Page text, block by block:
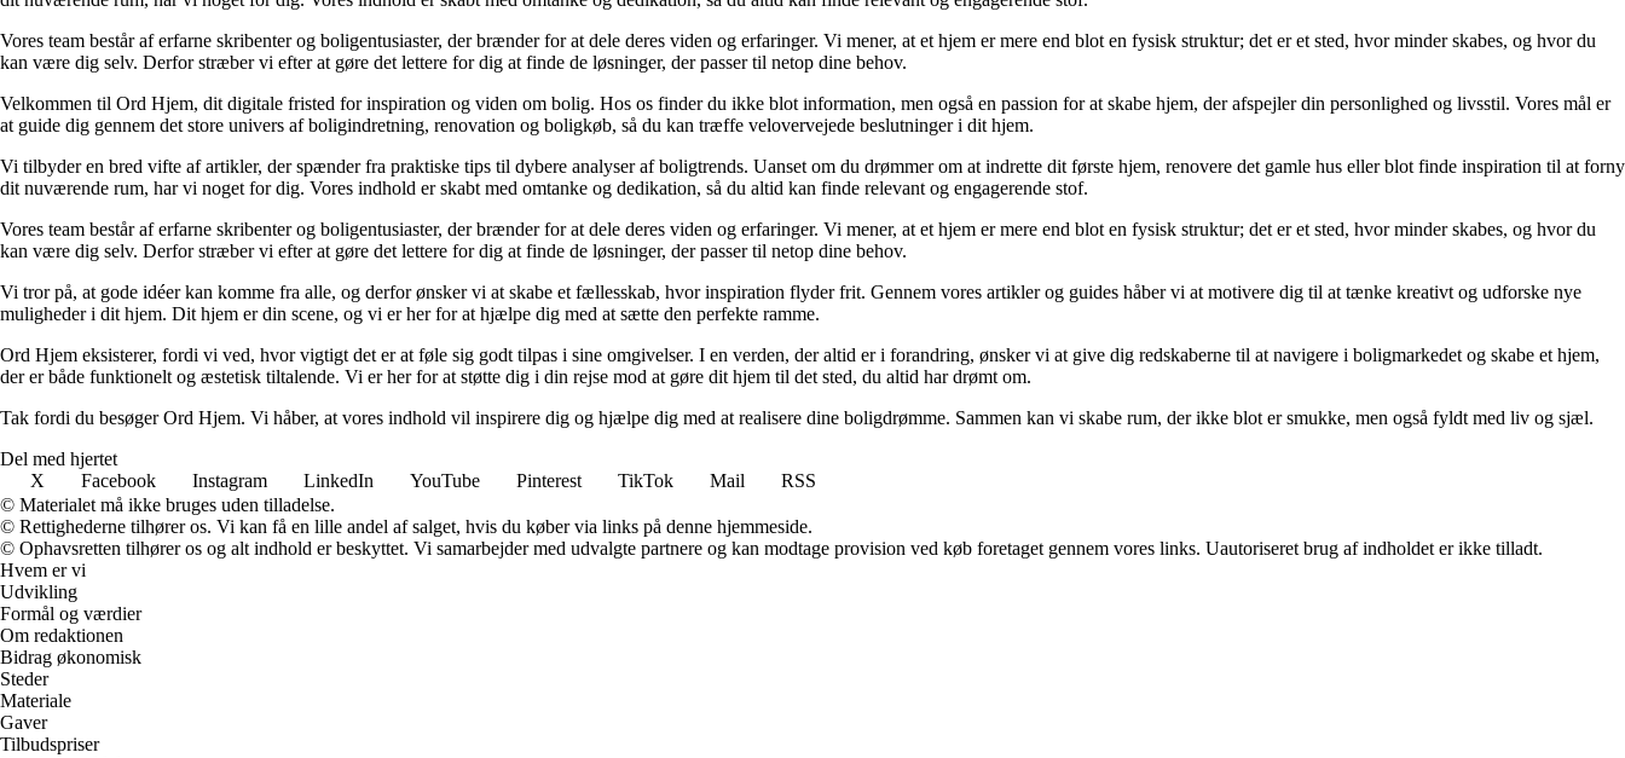
Vores team består af erfarne skribenter og boligentusiaster, der brænder for at dele deres viden og erfaringer. Vi mener, at et hjem er mere end blot en fysisk struktur; det er et sted, hvor minder skabes, og hvor du
kan være dig selv. Derfor stræber vi efter at gøre det lettere for dig at finde de løsninger, der passer til netop dine behov.
Velkommen til Ord Hjem, dit digitale fristed for inspiration og viden om bolig. Hos os finder du ikke blot information, men også en passion for at skabe hjem, der afspejler din personlighed og livsstil. Vores mål er
at guide dig gennem det store univers af boligindretning, renovation og boligkøb, så du kan træffe velovervejede beslutninger i dit hjem.
Vi tilbyder en bred vifte af artikler, der spænder fra praktiske tips til dybere analyser af boligtrends. Uanset om du drømmer om at indrette dit første hjem, renovere det gamle hus eller blot finde inspiration til at forny
dit nuværende rum, har vi noget for dig. Vores indhold er skabt med omtanke og dedikation, så du altid kan finde relevant og engagerende stof.
Vores team består af erfarne skribenter og boligentusiaster, der brænder for at dele deres viden og erfaringer. Vi mener, at et hjem er mere end blot en fysisk struktur; det er et sted, hvor minder skabes, og hvor du
kan være dig selv. Derfor stræber vi efter at gøre det lettere for dig at finde de løsninger, der passer til netop dine behov.
Vi tror på, at gode idéer kan komme fra alle, og derfor ønsker vi at skabe et fællesskab, hvor inspiration flyder frit. Gennem vores artikler og guides håber vi at motivere dig til at tænke kreativt og udforske nye
muligheder i dit hjem. Dit hjem er din scene, og vi er her for at hjælpe dig med at sætte den perfekte ramme.
Ord Hjem eksisterer, fordi vi ved, hvor vigtigt det er at føle sig godt tilpas i sine omgivelser. I en verden, der altid er i forandring, ønsker vi at give dig redskaberne til at navigere i boligmarkedet og skabe et hjem,
der er både funktionelt og æstetisk tiltalende. Vi er her for at støtte dig i din rejse mod at gøre dit hjem til det sted, du altid har drømt om.
Tak fordi du besøger Ord Hjem. Vi håber, at vores indhold vil inspirere dig og hjælpe dig med at realisere dine boligdrømme. Sammen kan vi skabe rum, der ikke blot er smukke, men også fyldt med liv og sjæl.
Del med hjertet
X
Facebook Instagram LinkedIn YouTube Pinterest TikTok Mail
RSS
© Materialet må ikke bruges uden tilladelse.
© Rettighederne tilhører os. Vi kan få en lille andel af salget, hvis du køber via links på denne hjemmeside.
© Ophavsretten tilhører os og alt indhold er beskyttet. Vi samarbejder med udvalgte partnere og kan modtage provision ved køb foretaget gennem vores links. Uautoriseret brug af indholdet er ikke tilladt.
Hvem er vi
Udvikling
Formål og værdier
Om redaktionen
Bidrag økonomisk
Steder
Materiale
Gaver
Tilbudspriser